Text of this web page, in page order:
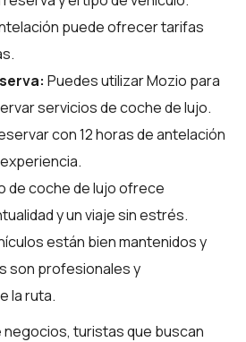
puede ofrecer tarifas
Puedes utilizarMozio para
servicios de coche de lujo.
con 12 horas de antelación
de coche de lujo ofrece
y un viaje sin estrés.
están bien mantenidos y
son profesionales y
la ruta.
negocios, turistas que buscan